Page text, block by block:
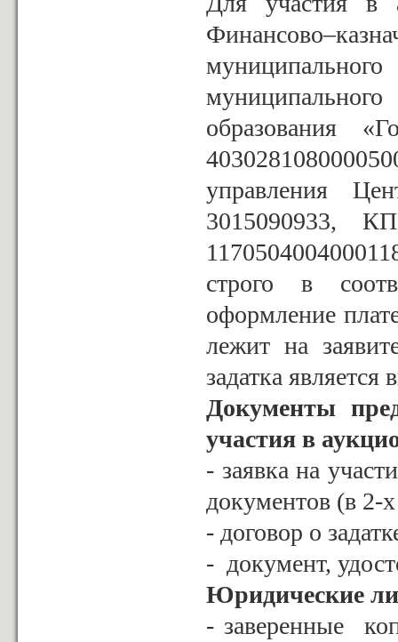
образования
управления
3015090933,
строго в
оформление
лежит на
задатка является
Документы
участия в
- заявка на
документов (в 2-
- договор о
- документ,
Юридические
- заверенные